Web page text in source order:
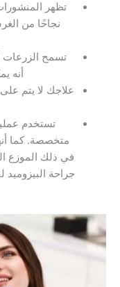
تظهر المنشورات العلمية
نجاحًا من الغرسات
تسمح الزرعات أحادية
أنه يمكن وضع
لا يتم على مراحل.
بشكل
تستخدم عملية الزرع
كما أنها تنطوي
ذلك الموزع الطبيعي